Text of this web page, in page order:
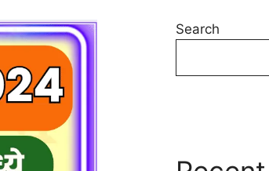
Search